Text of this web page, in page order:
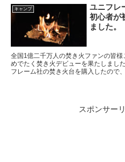
キャンプ
ユニフレ
初心者が
ました。
全国1億二千万人の焚き火ファンの皆
めでたく焚き火デビューを果たしまし
フレーム社の焚き火台を購入したので
スポンサー